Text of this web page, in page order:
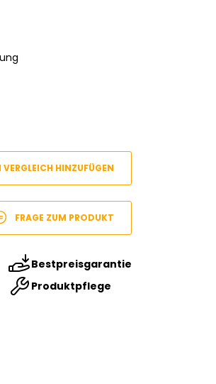
VERGLEICH HINZUFÜGEN
FRAGE ZUM PRODUKT
Bestpreisgarantie
Produktpflege